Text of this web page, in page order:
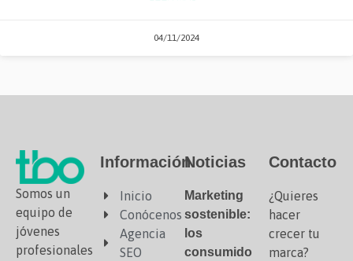
04/11/2024
Somos un
equipo de
jóvenes
profesionales
Información
Inicio
Conócenos
Agencia
SEO
Noticias
Marketing
sostenible:
los
consumidores
Contacto
¿Quieres
hacer
crecer tu
marca?